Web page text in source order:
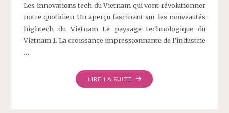
Les innovations tech du Vietnam qui vont révolutionner
notre quotidien Un aperçu fascinant sur les nouveautés
hightech du Vietnam Le paysage technologique du
Vietnam 1. La croissance impressionnante de l’industrie
…
LIRE LA SUITE